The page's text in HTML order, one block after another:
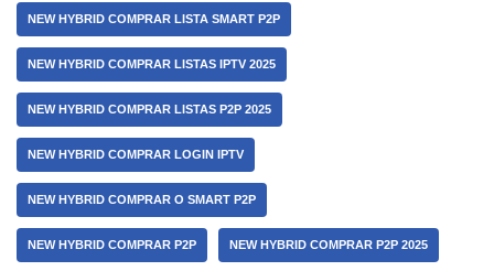
NEW HYBRID COMPRAR LISTA SMART P2P
NEW HYBRID COMPRAR LISTAS IPTV 2025
NEW HYBRID COMPRAR LISTAS P2P 2025
NEW HYBRID COMPRAR LOGIN IPTV
NEW HYBRID COMPRAR O SMART P2P
NEW HYBRID COMPRAR P2P NEW HYBRID COMPRAR P2P 2025